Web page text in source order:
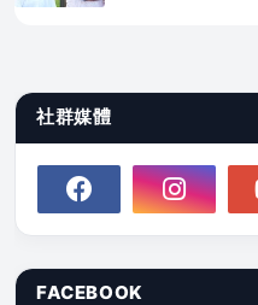
社群媒體
FACEBOOK